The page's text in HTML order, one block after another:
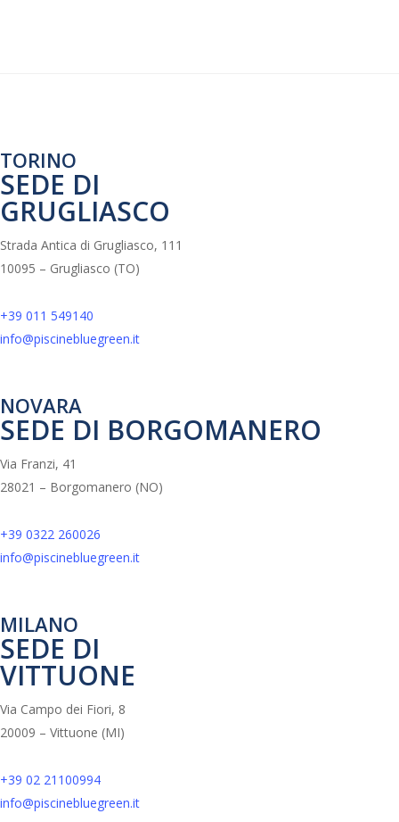
TORINO
SEDE DI
GRUGLIASCO
Strada Antica di Grugliasco, 111
10095 – Grugliasco (TO)
+39 011 549140
info@piscinebluegreen.it
NOVARA
SEDE DI BORGOMANERO
Via Franzi, 41
28021 – Borgomanero (NO)
+39 0322 260026
info@piscinebluegreen.it
MILANO
SEDE DI
VITTUONE
Via Campo dei Fiori, 8
20009 – Vittuone (MI)
+39 02 21100994
info@piscinebluegreen.it